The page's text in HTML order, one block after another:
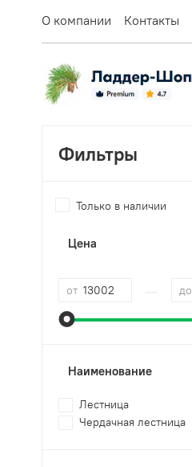
О компании Контакты
Фильтры
Только в наличии
Цена
от до
Наименование
Лестница
Чердачная лестница